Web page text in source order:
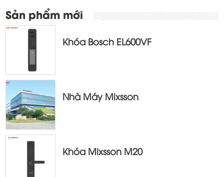
Sản phẩm mới
Khóa Bosch EL600VF
Nhà Máy Mixsson
Khóa Mixsson M20